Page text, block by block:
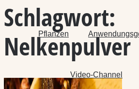
Pflanzen
Video-Channel
Schlagwort:
Nelkenpulver